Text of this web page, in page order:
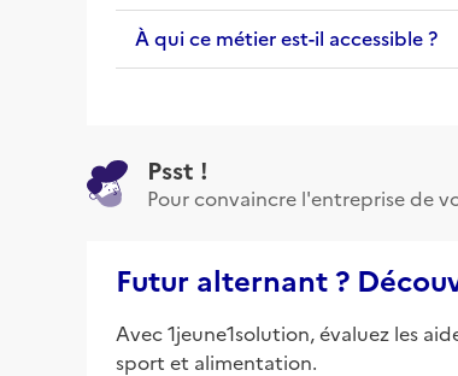
À qui ce métier est-il accessible ?
Psst !
Pour convaincre l'entreprise de
Futur alternant ?
Avec 1jeune1solution, évaluez les
sport et alimentation.